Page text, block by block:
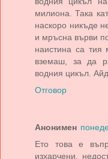
милиона. Така
наскоро никъде
и мръсна върви
наистина са тия
вземаш, за да
водния цикъл.
Отговор
Анонимен
Ето това е
изхарчени,